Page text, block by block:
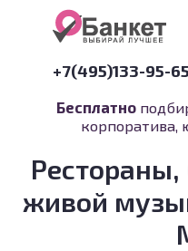
+7(495)133-95-65
Бесплатно
корпоратива,
живой